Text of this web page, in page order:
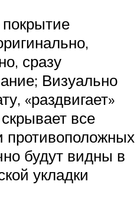
сразу
Визуально
«раздвигает»
все
противоположных
будут видны в
укладки